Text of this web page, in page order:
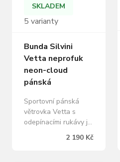
SKLADEM
5 varianty
Bunda Silvini
Vetta neprofuk
neon-cloud
pánská
Sportovní pánská
větrovka Vetta s
odepínacími rukávy je
velmi lehká, vyrobená
z větruvzdorného,
2 190 Kč